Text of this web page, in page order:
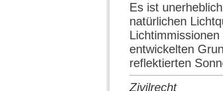
Es ist
natürlichen
entwickelten
reflektierten
Zivilrecht